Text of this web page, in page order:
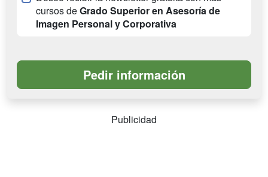
cursos deGrado Superior en Asesoría de
Imagen Personal y Corporativa
Publicidad